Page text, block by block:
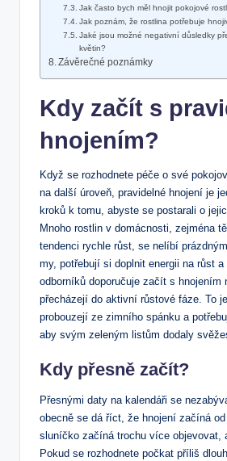
Jak často bych měl hnojit pokojové
Jak poznám, že rostlina potřebuje
Jaké jsou možné negativní důsledky
květin?
Závěrečné poznámky
Kdy začít s
hnojením?
Když se rozhodnete péče o své
na další úroveň, pravidelné hnojení je
kroků k tomu, abyste se postarali o
Mnoho rostlin v domácnosti, zejména
tendenci rychle růst, se nelíbí
my, potřebují si doplnit energii na růst
odborníků doporučuje začít s hnojením
přecházejí do aktivní růstové fáze. To
probouzejí ze zimního spánku a
aby svým zeleným listům dodaly
Kdy přesně začít?
Přesnými daty na kalendáři se
obecně se dá říct, že hnojení začíná
sluníčko začíná trochu více objevovat,
Pokud se rozhodnete počkat příliš